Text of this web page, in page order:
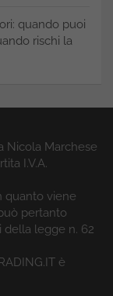
quando puoi
rischi la
Nicola Marchese
I.V.A.
quanto viene
pertanto
della legge n. 62
è